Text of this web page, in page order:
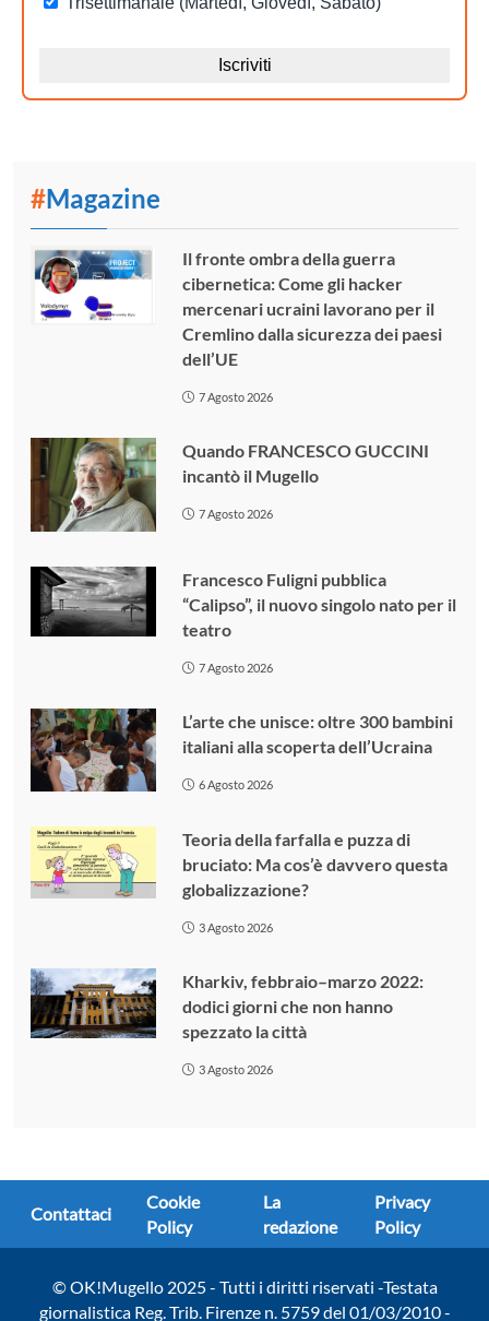
#Magazine
Il fronte ombra della guerra
cibernetica: Come gli hacker
mercenari ucraini lavorano per il
Cremlino dalla sicurezza dei paesi
dell’UE
7 Agosto 2026
Quando FRANCESCO GUCCINI
incantò il Mugello
7 Agosto 2026
Francesco Fuligni pubblica
“Calipso”, il nuovo singolo nato per il
teatro
7 Agosto 2026
L’arte che unisce: oltre 300 bambini
italiani alla scoperta dell’Ucraina
6 Agosto 2026
Teoria della farfalla e puzza di
bruciato: Ma cos’è davvero questa
globalizzazione?
3 Agosto 2026
Kharkiv, febbraio–marzo 2022:
dodici giorni che non hanno
spezzato la città
3 Agosto 2026
Contattaci
Cookie
Policy
La
redazione
Privacy
Policy
© OK!Mugello 2025 - Tutti i diritti riservati -Testata
giornalistica Reg. Trib. Firenze n. 5759 del 01/03/2010 -